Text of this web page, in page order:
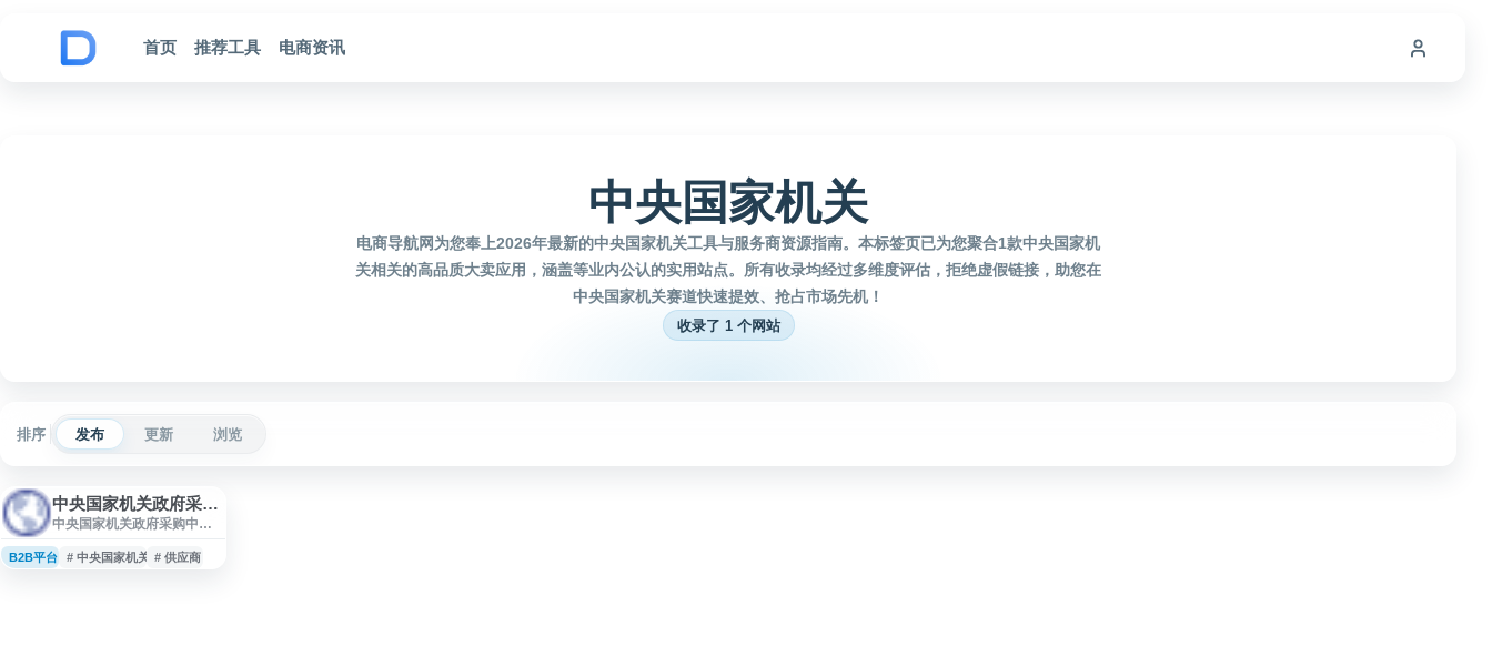
首页
推荐工具 电商资讯
中央国家机关
电商导航网为您奉上2026年最新的中央国家机关工具与服务商资源指南。本标签页已为您聚合1款中央国家机
关相关的高品质大卖应用，涵盖等业内公认的实用站点。所有收录均经过多维度评估，拒绝虚假链接，助您在
中央国家机关赛道快速提效、抢占市场先机！
收录了 1 个网站
排序 发布 更新 浏览
中央国家机关政府采购中心
中央国家机关政府采购中心
关政府采购活动的在线服务
平台，提供政府采购相关商
B2B平台 # 中央国家机关 # 供应商